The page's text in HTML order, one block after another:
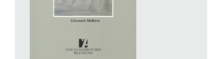
possibile individuare una vera ricerca di sé nella solennità e
innata sacralità della natura e degli spazi incontaminati; non a
paesaggio invernale, con le sue tinte cristalline e le linee
sfumate che danno vita a sagome quasi diafane, a farla da